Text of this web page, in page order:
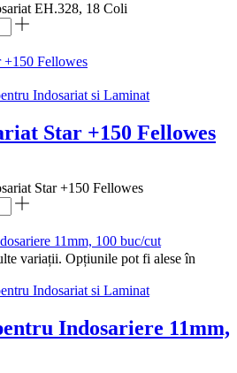
EH.328, 18 Coli
Indosariat si Laminat
Star +150 Fellowes
Star +150 Fellowes
variații. Opțiunile pot fi alese în
Indosariat si Laminat
Indosariere 11mm,